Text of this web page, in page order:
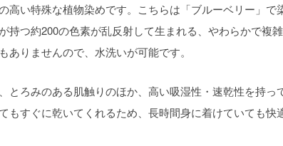
高い特殊な植物染めです。こちらは「ブルーベリー」で
持つ約200の色素が乱反射して生まれる、やわらかで複雑
りませんので、水洗いが可能です。
とろみのある肌触りのほか、高い吸湿性・速乾性を持っ
もすぐに乾いてくれるため、長時間身に着けていても快